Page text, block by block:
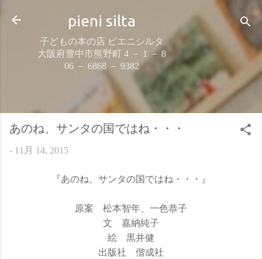
スキップしてメイン コンテンツに移動
pieni silta
子どもの本の店 ピエニシルタ
大阪府豊中市熊野町 4 － 1 － 8
06 － 6868 － 9382
あのね、サンタの国ではね・・・
- 11月 14, 2015
『あのね、サンタの国ではね・・・』
原案 松本智年、一色恭子
文 嘉納純子
絵 黒井健
出版社 偕成社